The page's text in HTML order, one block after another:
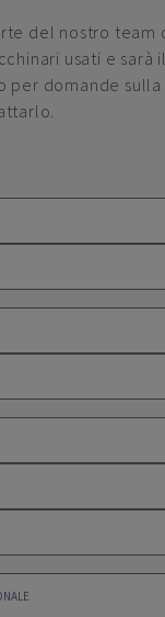
del nostro team
usati e sarà
domande sulla